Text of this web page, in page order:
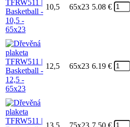
10,5 65x23 5.08 €
12,5 65x23 6.19 €
13,5 75x23 7.50 €